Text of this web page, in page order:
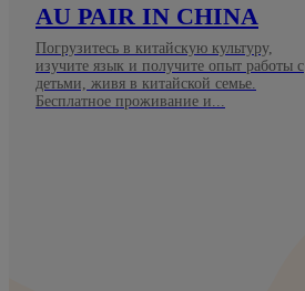
AU PAIR IN CHINA
Погрузитесь в китайскую культуру,
изучите язык и получите опыт работы с
детьми, живя в китайской семье.
Бесплатное проживание и...